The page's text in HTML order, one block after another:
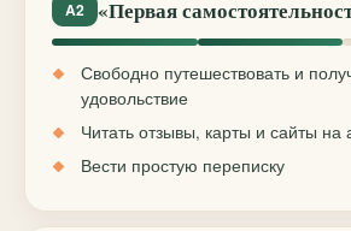
A2 «Первая
Свободно путешествовать и
удовольствие
Читать отзывы, карты и сайты на
Вести простую переписку